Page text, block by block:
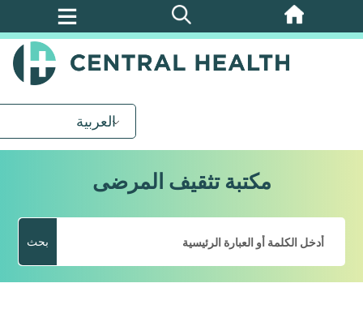
تخطي
العربية
مكتبة تثقيف المرضى
بحث